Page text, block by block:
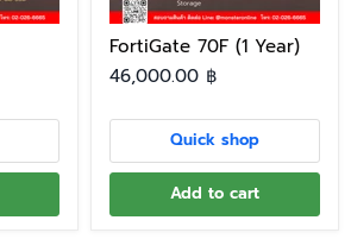
FortiGate 70F (1 Year)
46,000.00 ฿
Quick shop
Add to cart